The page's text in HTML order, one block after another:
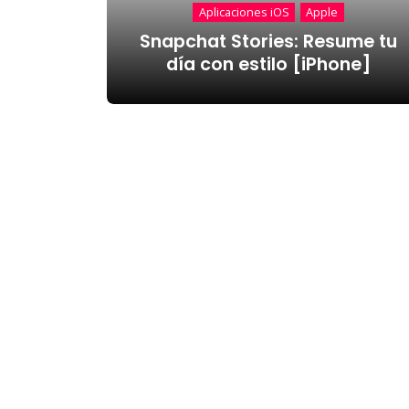
Aplicaciones iOS Apple
Snapchat Stories: Resume tu
día con estilo [iPhone]